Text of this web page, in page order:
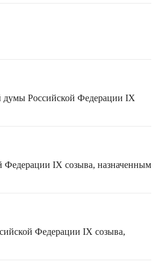
думы Российской Федерации IX
Федерации IX созыва, назначенным
Федерации IX созыва,